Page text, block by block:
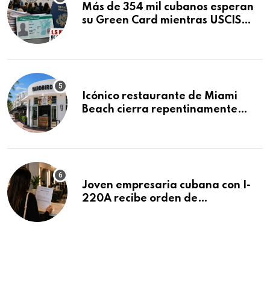
Más de 354 mil cubanos esperan
su Green Card mientras USCIS
Icónico restaurante de Miami
Beach cierra repentinamente
Joven empresaria cubana con I-
220A recibe orden de